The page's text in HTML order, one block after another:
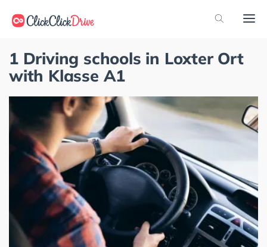
1 Driving schools in Loxter Ort
with Klasse A1